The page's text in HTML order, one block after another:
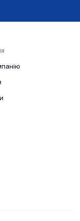
ціль і
положення
краях екрану
з попередньою
Скачуйте